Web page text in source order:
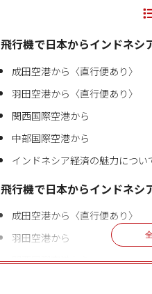
飛行機で日本からインドネシ
成田空港から〈直行便あり〉
羽田空港から〈直行便あり〉
関西国際空港から
中部国際空港から
インドネシア経済の魅力につい
飛行機で日本からインドネシ
成田空港から〈直行便あり〉
羽田空港から
関西国際空港から